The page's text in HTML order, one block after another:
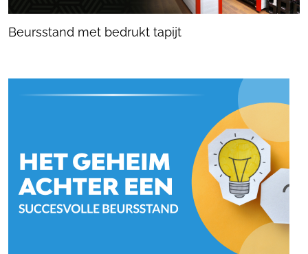
Beursstand met bedrukt tapijt